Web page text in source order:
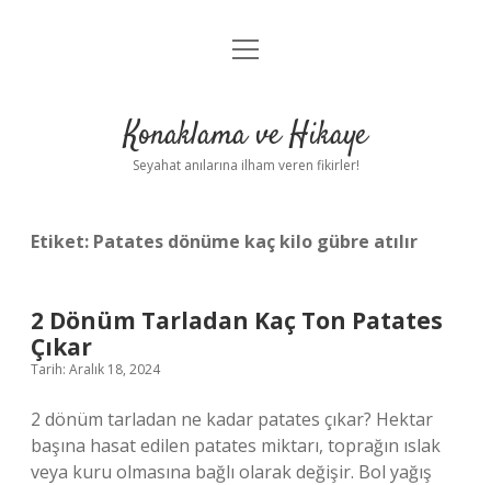
Anasayfa
Yasal Uyarı
menüyü
Konaklama ve Hikaye
Seyahat anılarına ilham veren fikirler!
Etiket: Patates dönüme kaç kilo gübre atılır
2 Dönüm Tarladan Kaç Ton Patates
Çıkar
Tarih: Aralık 18, 2024
2 dönüm tarladan ne kadar patates çıkar? Hektar
başına hasat edilen patates miktarı, toprağın ıslak
veya kuru olmasına bağlı olarak değişir. Bol yağış